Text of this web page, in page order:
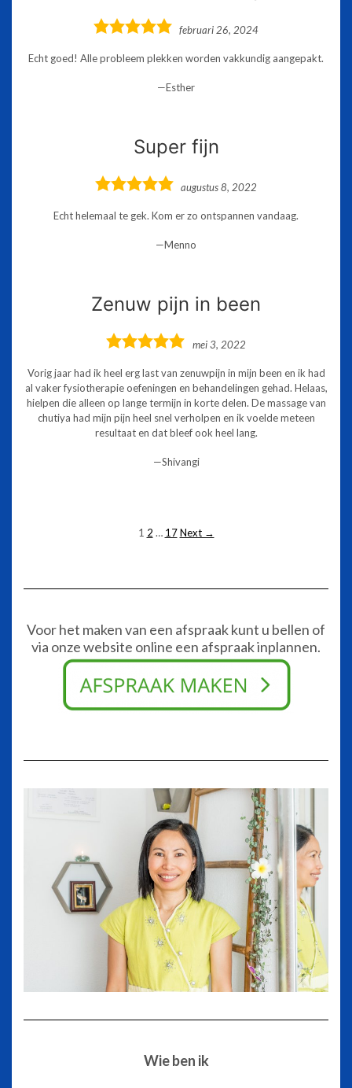
5,0
februari 26, 2024
Echt goed! Alle probleem plekken worden vakkundig aangepakt.
Esther
Super fijn
5,0
augustus 8, 2022
Echt helemaal te gek. Kom er zo ontspannen vandaag.
Menno
Zenuw pijn in been
5,0
mei 3, 2022
Vorig jaar had ik heel erg last van zenuwpijn in mijn been en ik had
al vaker fysiotherapie oefeningen en behandelingen gehad. Helaas,
hielpen die alleen op lange termijn in korte delen. De massage van
chutiya had mijn pijn heel snel verholpen en ik voelde meteen
resultaat en dat bleef ook heel lang.
Shivangi
Site
navigation
Page
1 Page
2 … Page
17 Next →
Voor het maken van een afspraak kunt u bellen of
via onze website online een afspraak inplannen.
Wie ben ik